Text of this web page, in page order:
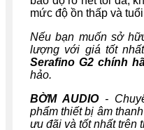
mức độ ồn thấp và
Nếu bạn muốn sở
lượng với giá tốt
Serafino G2 chính
hảo.
BỜM AUDIO-
phẩm thiết bị âm
ưu đãi và tốt nhất trên